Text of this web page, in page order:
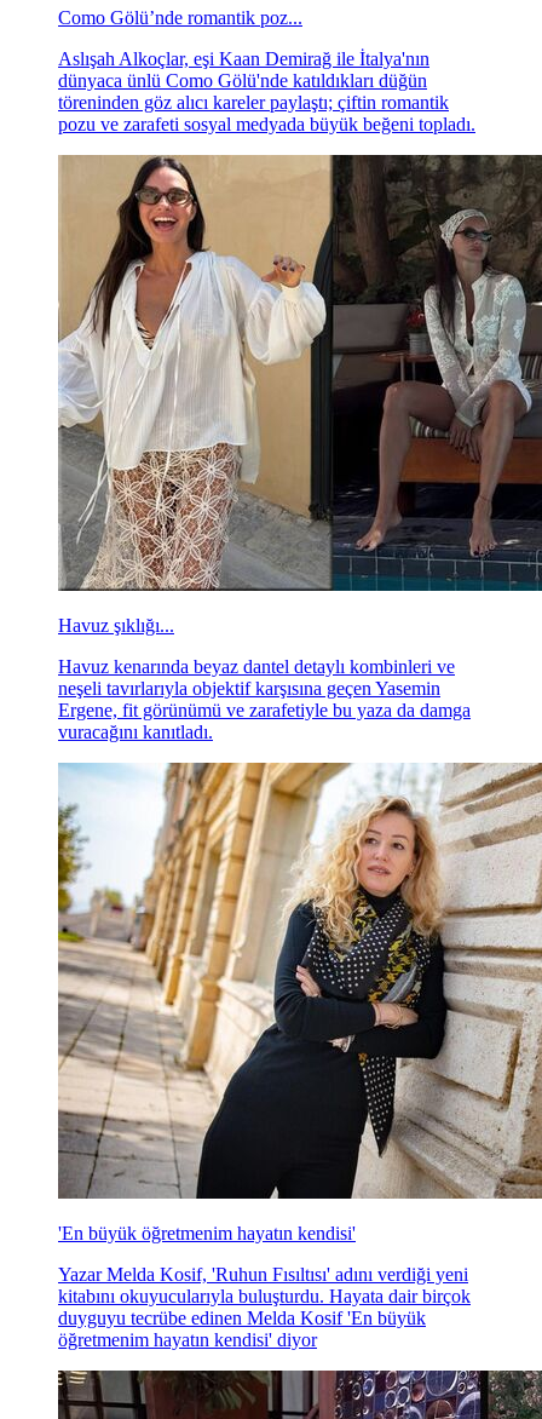
Como Gölü’nde romantik poz...
Aslışah Alkoçlar, eşi Kaan Demirağ ile İtalya'nın
dünyaca ünlü Como Gölü'nde katıldıkları düğün
töreninden göz alıcı kareler paylaştı; çiftin romantik
pozu ve zarafeti sosyal medyada büyük beğeni topladı.
Havuz şıklığı...
Havuz kenarında beyaz dantel detaylı kombinleri ve
neşeli tavırlarıyla objektif karşısına geçen Yasemin
Ergene, fit görünümü ve zarafetiyle bu yaza da damga
vuracağını kanıtladı.
'En büyük öğretmenim hayatın kendisi'
Yazar Melda Kosif, 'Ruhun Fısıltısı' adını verdiği yeni
kitabını okuyucularıyla buluşturdu. Hayata dair birçok
duyguyu tecrübe edinen Melda Kosif 'En büyük
öğretmenim hayatın kendisi' diyor